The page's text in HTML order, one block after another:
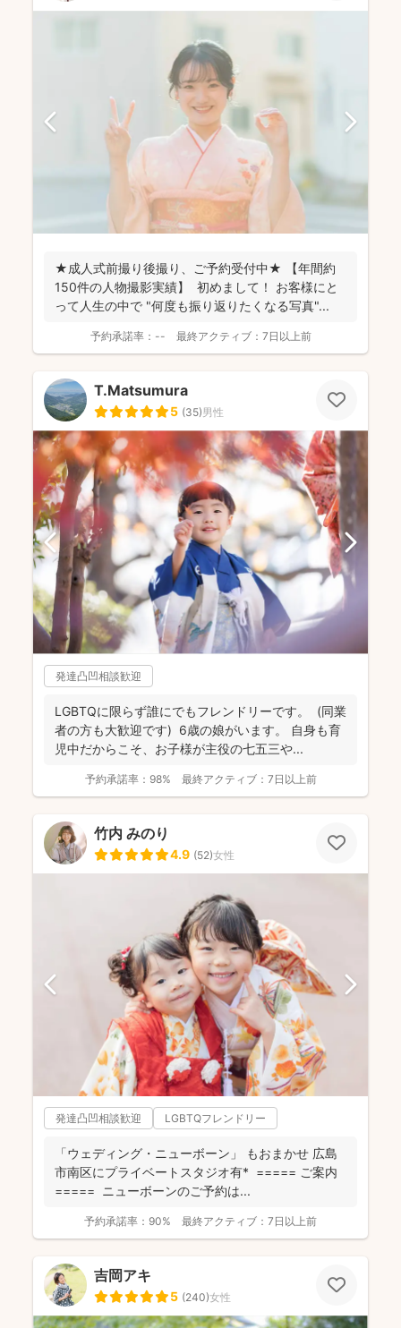
★成人式前撮り後撮り、ご予約受付中★ 【年間約
150件の人物撮影実績】 初めまして！ お客様にと
って人生の中で "何度も振り返りたくなる写真"...
予約承諾率： -- 最終アクティブ： 7日以上前
T.Matsumura
5 (35)男性
発達凸凹相談歓迎
LGBTQに限らず誰にでもフレンドリーです。 (同業
者の方も大歓迎です) 6歳の娘がいます。 自身も育
児中だからこそ、お子様が主役の七五三や...
予約承諾率： 98% 最終アクティブ： 7日以上前
竹内 みのり
4.9 (52)女性
発達凸凹相談歓迎 LGBTQフレンドリー
「ウェディング・ニューボーン」 もおまかせ 広島
市南区にプライベートスタジオ有* ===== ご案内
===== ニューボーンのご予約は...
予約承諾率： 90% 最終アクティブ： 7日以上前
吉岡アキ
5 (240)女性